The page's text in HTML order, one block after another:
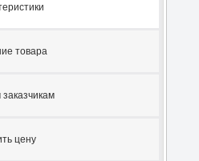
товара
цену